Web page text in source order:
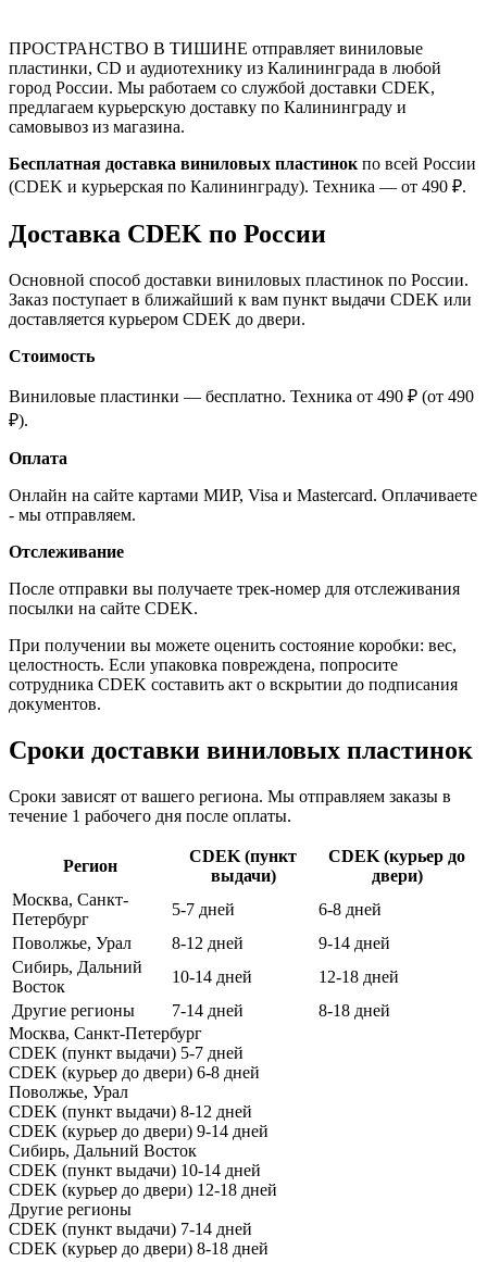
ПРОСТРАНСТВО В ТИШИНЕ отправляет виниловые
пластинки, CD и аудиотехнику из Калининграда в любой
город России. Мы работаем со службой доставки CDEK,
предлагаем курьерскую доставку по Калининграду и
самовывоз из магазина.
Бесплатная доставка виниловых пластинок по всей России
(CDEK и курьерская по Калининграду). Техника — от 490 ₽.
Доставка CDEK по России
Основной способ доставки виниловых пластинок по России.
Заказ поступает в ближайший к вам пункт выдачи CDEK или
доставляется курьером CDEK до двери.
Стоимость
Виниловые пластинки — бесплатно. Техника от 490 ₽ (от 490
₽).
Оплата
Онлайн на сайте картами МИР, Visa и Mastercard. Оплачиваете
- мы отправляем.
Отслеживание
После отправки вы получаете трек-номер для отслеживания
посылки на сайте CDEK.
При получении вы можете оценить состояние коробки: вес,
целостность. Если упаковка повреждена, попросите
сотрудника CDEK составить акт о вскрытии до подписания
документов.
Сроки доставки виниловых пластинок
Сроки зависят от вашего региона. Мы отправляем заказы в
течение 1 рабочего дня после оплаты.
Регион
CDEK (пункт
выдачи)
CDEK (курьер до
двери)
Москва, Санкт-
Петербург
5-7 дней
6-8 дней
Поволжье, Урал
8-12 дней
9-14 дней
Сибирь, Дальний
Восток
10-14 дней
12-18 дней
Другие регионы
7-14 дней
8-18 дней
Москва, Санкт-Петербург
CDEK (пункт выдачи) 5-7 дней
CDEK (курьер до двери) 6-8 дней
Поволжье, Урал
CDEK (пункт выдачи) 8-12 дней
CDEK (курьер до двери) 9-14 дней
Сибирь, Дальний Восток
CDEK (пункт выдачи) 10-14 дней
CDEK (курьер до двери) 12-18 дней
Другие регионы
CDEK (пункт выдачи) 7-14 дней
CDEK (курьер до двери) 8-18 дней